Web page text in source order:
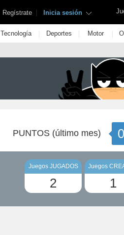
Regístrate | Inicia sesión
Tecnología | Deportes | Motor |
PUNTOS (último mes) 0
Juegos JUGADOS
2
Juegos
1